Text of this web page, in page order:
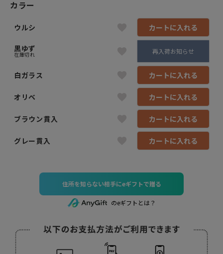
カラー
ウルシ カートに入れる
黒ゆず
在庫切れ 再入荷お知らせ
白ガラス カートに入れる
オリベ カートに入れる
ブラウン貫入 カートに入れる
グレー貫入 カートに入れる
住所を知らない相手にeギフトで贈る
のeギフトとは？